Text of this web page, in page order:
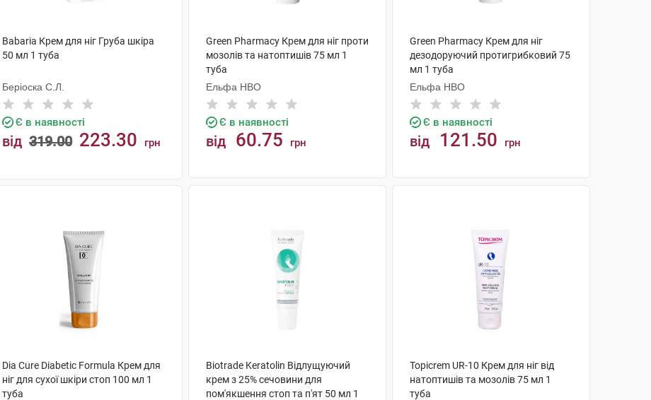
Babaria Крем для ніг Груба шкіра
50 мл 1 туба
Беріоска С.Л.
Є в наявності
від 319.00 223.30 грн
Green Pharmacy Крем для ніг проти
мозолів та натоптишів 75 мл 1
туба
Ельфа НВО
Є в наявності
від 60.75 грн
Green Pharmacy Крем для ніг
дезодоруючий протигрибковий 75
мл 1 туба
Ельфа НВО
Є в наявності
від 121.50 грн
Dia Cure Diabetic Formula Крем для
ніг для сухої шкіри стоп 100 мл 1
туба
Biotrade Keratolin Відлущуючий
крем з 25% сечовини для
пом'якшення стоп та п'ят 50 мл 1
Topicrem UR-10 Крем для ніг від
натоптишів та мозолів 75 мл 1
туба